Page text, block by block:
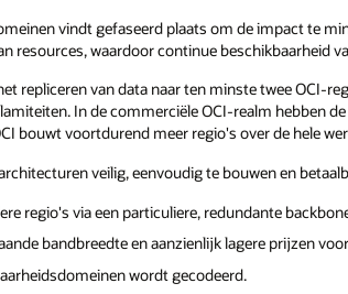
vindt gefaseerd plaats om de impact te
resources, waardoor continue beschikbaarheid
repliceren van data naar ten minste twee OCI-
In de commerciële OCI-realm hebben
bouwt voortdurend meer regio's over de hele
veilig, eenvoudig te bouwen en
regio's via een particuliere, redundante
bandbreedte en aanzienlijk lagere prijzen
wordt gecodeerd.